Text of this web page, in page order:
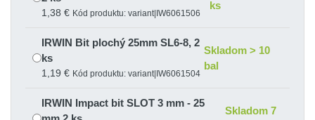
1,38 € Kód produktu: variant|IW6061506
ks
IRWIN Bit plochý 25mm SL6-8, 2
ks
1,19 € Kód produktu: variant|IW6061504
Skladom > 10
bal
IRWIN Impact bit SLOT 3 mm - 25
Skladom 7